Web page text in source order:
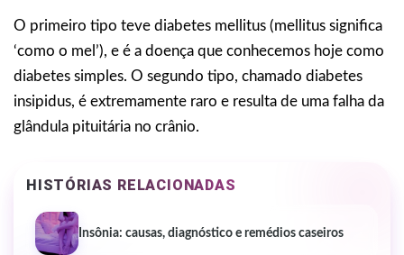
O primeiro tipo teve diabetes mellitus (mellitus significa
‘como o mel’), e é a doença que conhecemos hoje como
diabetes simples. O segundo tipo, chamado diabetes
insipidus, é extremamente raro e resulta de uma falha da
glândula pituitária no crânio.
HISTÓRIAS RELACIONADAS
Insônia: causas, diagnóstico e remédios caseiros